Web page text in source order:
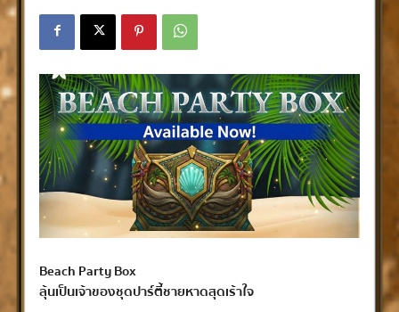
Beach Party Box
ลุ้นเป็นเจ้าของชุดปาร์ตี้ชายหาดสุดเร้าใจ